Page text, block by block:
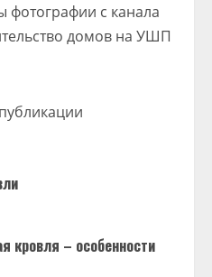
фотографии с канала
домов на УШП
кровля – особенности